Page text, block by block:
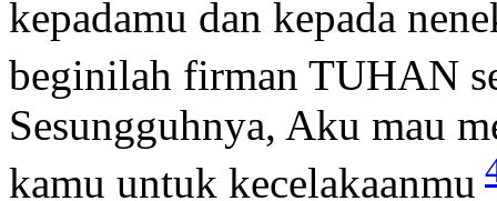
kepadamu dan kepada
beginilah firman TUHAN
Sesungguhnya, Aku mau
kamu untuk kecelakaanmu